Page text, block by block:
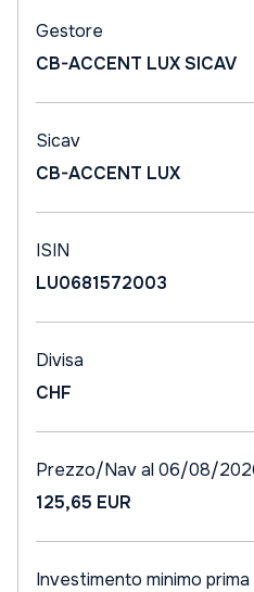
Gestore
CB-ACCENT LUX SICAV
Sicav
CB-ACCENT LUX
ISIN
LU0681572003
Divisa
CHF
Prezzo/Nav al 06/08/
125,65 EUR
Investimento minimo